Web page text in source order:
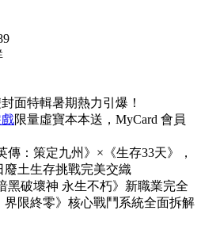
面特輯暑期熱力引爆！
限量虛寶本本送，MyCard 會員
：策定九州》×《生存33天》，
廢土生存挑戰完美交織
破壞神 永生不朽》新職業完全
限終零》核心戰鬥系統全面拆解